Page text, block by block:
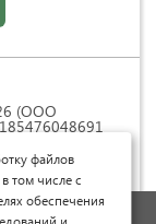
(ООО
данных
файлов
том числе с
обеспечения